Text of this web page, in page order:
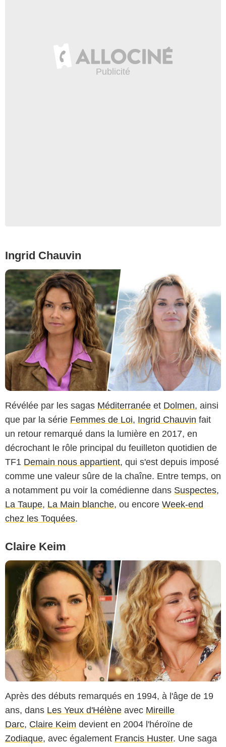
Ingrid Chauvin
Révélée par les sagas Méditerranée et Dolmen, ainsi
que par la série Femmes de Loi, Ingrid Chauvin fait
un retour remarqué dans la lumière en 2017, en
décrochant le rôle principal du feuilleton quotidien de
TF1 Demain nous appartient, qui s'est depuis imposé
comme une valeur sûre de la chaîne. Entre temps, on
a notamment pu voir la comédienne dans Suspectes,
La Taupe, La Main blanche, ou encore Week-end
chez les Toquées.
Claire Keim
Après des débuts remarqués en 1994, à l'âge de 19
ans, dans Les Yeux d'Hélène avec Mireille
Darc, Claire Keim devient en 2004 l'héroïne de
Zodiaque, avec également Francis Huster. Une saga